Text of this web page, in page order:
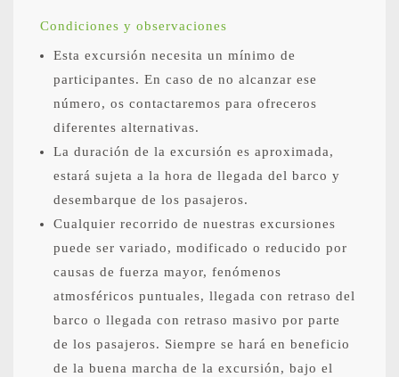
Condiciones y observaciones
Esta excursión necesita un mínimo de
participantes. En caso de no alcanzar ese
número, os contactaremos para ofreceros
diferentes alternativas.
La duración de la excursión es aproximada,
estará sujeta a la hora de llegada del barco y
desembarque de los pasajeros.
Cualquier recorrido de nuestras excursiones
puede ser variado, modificado o reducido por
causas de fuerza mayor, fenómenos
atmosféricos puntuales, llegada con retraso del
barco o llegada con retraso masivo por parte
de los pasajeros. Siempre se hará en beneficio
de la buena marcha de la excursión, bajo el